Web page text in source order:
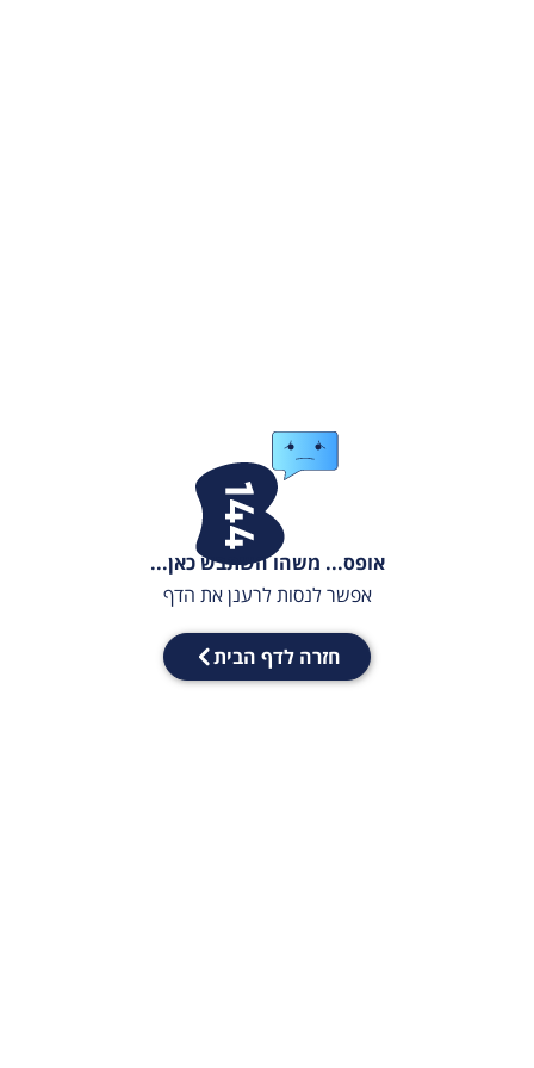
אופס... משהו השתבש כאן...
אפשר לנסות לרענן את הדף
חזרה לדף הבית